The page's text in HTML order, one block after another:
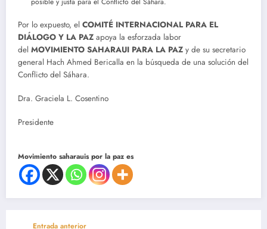
Por lo expuesto, el COMITÉ INTERNACIONAL PARA EL
DIÁLOGO Y LA PAZ apoya la esforzada labor
del MOVIMIENTO SAHARAUI PARA LA PAZ y de su secretario
general Hach Ahmed Bericalla en la búsqueda de una solución del
Conflicto del Sáhara.
Dra. Graciela L. Cosentino
Presidente
Movimiento saharauis por la paz es
Entrada anterior